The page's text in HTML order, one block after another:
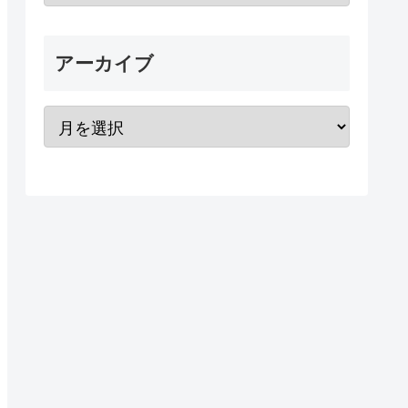
アーカイブ